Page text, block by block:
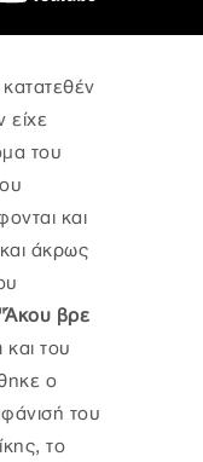
κατατεθέν
είχε
του
και
άκρως
"Άκου βρε
και του
ο
του
το